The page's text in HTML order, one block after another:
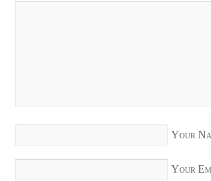
Your
Your